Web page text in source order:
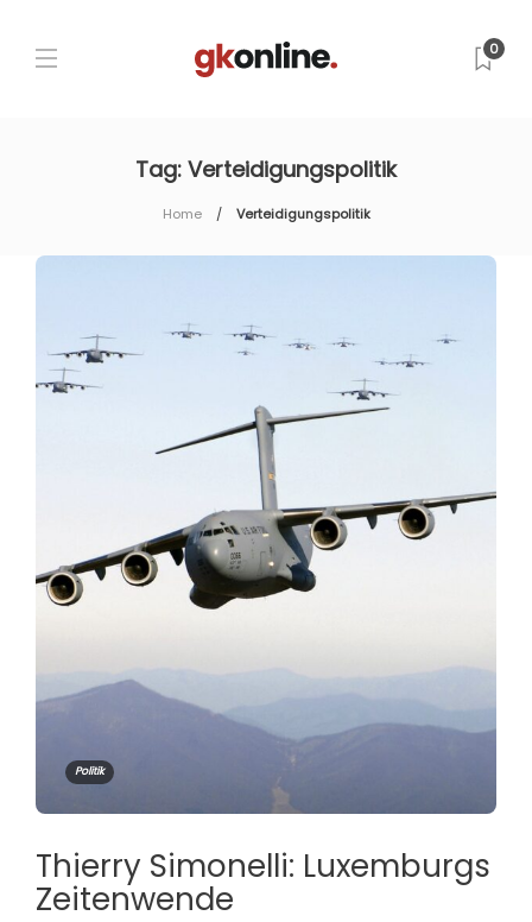
0
Tag: Verteidigungspolitik
Home Verteidigungspolitik
Politik
Thierry Simonelli: Luxemburgs
Zeitenwende